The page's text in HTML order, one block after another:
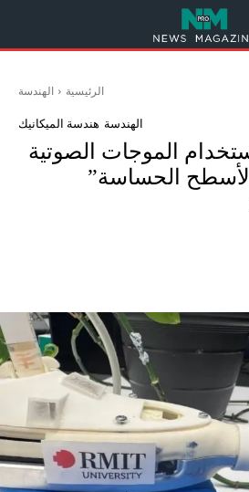
الرئيسية الهندسة
الهندسة هندسة الميكانيك
الموجات الصوتية
الحساسة”